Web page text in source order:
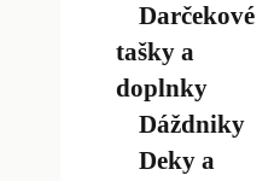
Darčekové
tašky a
doplnky
Dáždniky
Deky a